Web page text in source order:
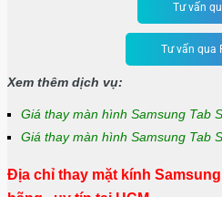
Tư vấn
Tư vấn qua
Xem thêm dịch vụ:
Giá thay màn hình Samsung Tab
Giá thay màn hình Samsung Tab
Địa chỉ thay mặt kính